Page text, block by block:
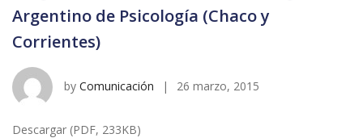
Argentino de Psicología (Chaco y
Corrientes)
by Comunicación | 26 marzo, 2015
Descargar (PDF, 233KB)